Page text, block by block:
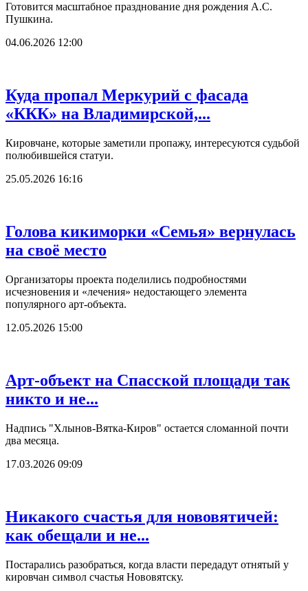
Готовится масштабное празднование дня рождения А.С.
Пушкина.
04.06.2026 12:00
Куда пропал Меркурий с фасада
«ККК» на Владимирской,...
Кировчане, которые заметили пропажу, интересуются судьбой
полюбившейся статуи.
25.05.2026 16:16
Голова кикиморки «Семья» вернулась
на своё место
Организаторы проекта поделились подробностями
исчезновения и «лечения» недостающего элемента
популярного арт-объекта.
12.05.2026 15:00
Арт-объект на Спасской площади так
никто и не...
Надпись "Хлынов-Вятка-Киров" остается сломанной почти
два месяца.
17.03.2026 09:09
Никакого счастья для нововятичей:
как обещали и не...
Постарались разобраться, когда власти передадут отнятый у
кировчан символ счастья Нововятску.